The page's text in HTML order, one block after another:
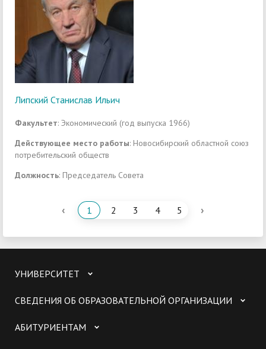
Липский Станислав Ильич
Факультет: Экономический (год выпуска 1966)
Действующее место работы: Новосибирский областной союз
потребительский обществ
Должность: Председатель Совета
‹ 1 2 3 4 5 ›
УНИВЕРСИТЕТ
СВЕДЕНИЯ ОБ ОБРАЗОВАТЕЛЬНОЙ ОРГАНИЗАЦИИ
АБИТУРИЕНТАМ